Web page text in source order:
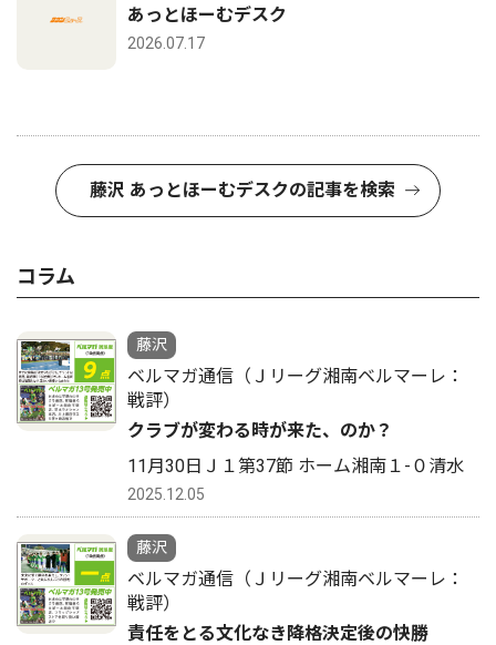
あっとほーむデスク
2026.07.17
藤沢 あっとほーむデスクの記事を検索
コラム
藤沢
ベルマガ通信（Ｊリーグ湘南ベルマーレ：
戦評）
クラブが変わる時が来た、のか？
11月30日Ｊ１第37節 ホーム湘南１-０清水
2025.12.05
藤沢
ベルマガ通信（Ｊリーグ湘南ベルマーレ：
戦評）
責任をとる文化なき降格決定後の快勝